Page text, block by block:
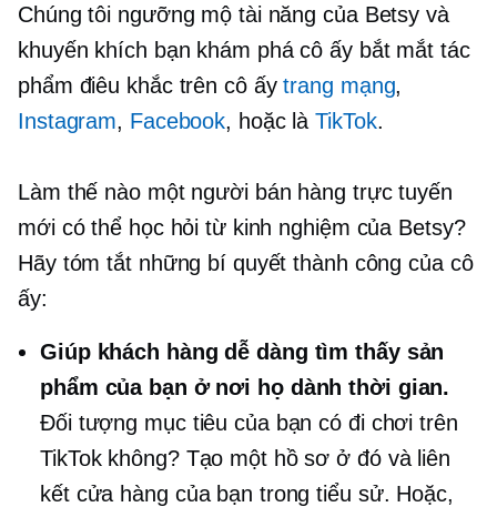
Chúng tôi ngưỡng mộ tài năng của Betsy và
khuyến khích bạn khám phá cô ấy bắt mắt tác
phẩm điêu khắc trên cô ấytrang mạng,
Instagram, Facebook, hoặc làTikTok.
Làm thế nào một người bán hàng trực tuyến
mới có thể học hỏi từ kinh nghiệm của Betsy?
Hãy tóm tắt những bí quyết thành công của cô
ấy:
Giúp khách hàng dễ dàng tìm thấy sản
phẩm của bạn ở nơi họ dành thời gian.
Đối tượng mục tiêu của bạn có đi chơi trên
TikTok không? Tạo một hồ sơ ở đó và liên
kết cửa hàng của bạn trong tiểu sử. Hoặc,